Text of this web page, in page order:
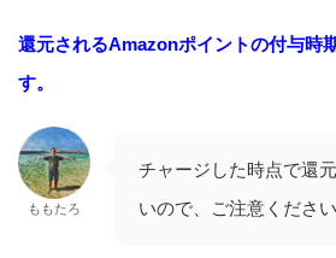
還元されるAmazonポイントの付与時
す。
ももたろ
チャージした時点で還
いので、ご注意ください